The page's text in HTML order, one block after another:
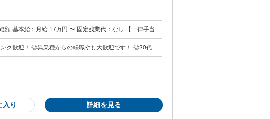
続をお願い
出承認書 他
重量 などの情
ステムへの
に作成し、
細かなニュ
ます。
手当】
年１回） ⇒図書カード、グッズ等のプレゼント
ク歓迎！ ◎異業種からの転職やも大歓迎です！ ◎20代・
国際航空貨物取扱士資格） 【こんな方歓迎】 □
が関わっているかもしれない… そんな日々の暮らしを支え
は、座学研修とOJTで段階的に 学んでいけるのでご安心く
入り 詳細を見る